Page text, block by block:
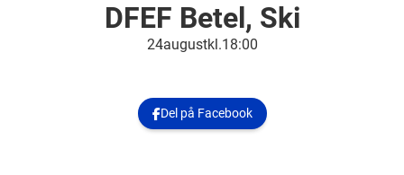
DFEF Betel, Ski
24.augustkl.18:00
Del på Facebook